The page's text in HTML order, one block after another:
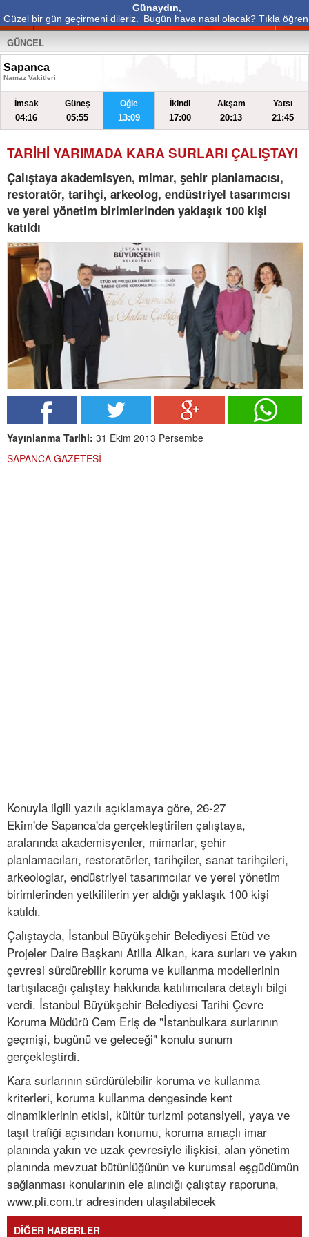
Günaydın,
Güzel bir gün geçirmeni dileriz.
Bugün hava nasıl olacak? Tıkla öğren
GÜNCEL
Sapanca
Namaz Vakitleri
İmsak
04:16
Güneş
05:55
Öğle
13:09
İkindi
17:00
Akşam
20:13
Yatsı
21:45
TARİHİ YARIMADA KARA SURLARI ÇALIŞTAYI
Çalıştaya akademisyen, mimar, şehir planlamacısı,
restoratör, tarihçi, arkeolog, endüstriyel tasarımcısı
ve yerel yönetim birimlerinden yaklaşık 100 kişi
katıldı
Yayınlanma Tarihi: 31 Ekim 2013 Persembe
SAPANCA GAZETESİ
Konuyla ilgili yazılı açıklamaya göre, 26-27
Ekim'de Sapanca'da gerçekleştirilen çalıştaya,
aralarında akademisyenler, mimarlar, şehir
planlamacıları, restoratörler, tarihçiler, sanat tarihçileri,
arkeologlar, endüstriyel tasarımcılar ve yerel yönetim
birimlerinden yetkililerin yer aldığı yaklaşık 100 kişi
katıldı.
Çalıştayda, İstanbul Büyükşehir Belediyesi Etüd ve
Projeler Daire Başkanı Atilla Alkan, kara surları ve yakın
çevresi sürdürebilir koruma ve kullanma modellerinin
tartışılacağı çalıştay hakkında katılımcılara detaylı bilgi
verdi. İstanbul Büyükşehir Belediyesi Tarihi Çevre
Koruma Müdürü Cem Eriş de "İstanbulkara surlarının
geçmişi, bugünü ve geleceği" konulu sunum
gerçekleştirdi.
Kara surlarının sürdürülebilir koruma ve kullanma
kriterleri, koruma kullanma dengesinde kent
dinamiklerinin etkisi, kültür turizmi potansiyeli, yaya ve
taşıt trafiği açısından konumu, koruma amaçlı imar
planında yakın ve uzak çevresiyle ilişkisi, alan yönetim
planında mevzuat bütünlüğünün ve kurumsal eşgüdümün
sağlanması konularının ele alındığı çalıştay raporuna,
www.pli.com.tr adresinden ulaşılabilecek
DİĞER HABERLER